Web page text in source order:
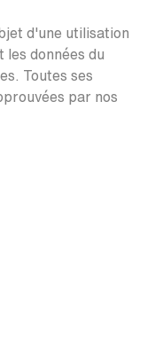
d'une utilisation
données du
Toutes ses
par nos